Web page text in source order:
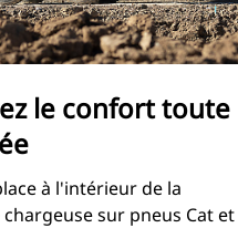
le confort toute
à l'intérieur de la
sur pneus Cat et